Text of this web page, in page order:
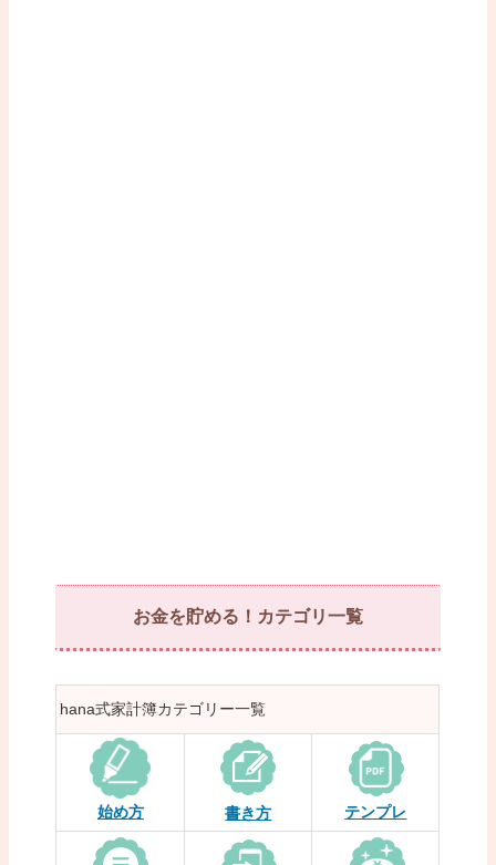
お金を貯める！カテゴリ一覧
hana式家計簿カテゴリー一覧
始め方 書き方 テンプレ